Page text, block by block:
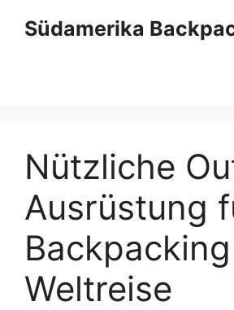
InhaltSüdamerika
Nützliche
Ausrüstung
Backpacking
Weltreise